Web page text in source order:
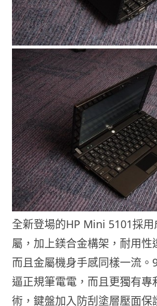
全新登場的HP Mini 5101採
屬，加上鎂合金構架，耐用
而且金屬機身手感同樣一流。
逼正規筆電電，而且更獨有專
術，鍵盤加入防刮塗層壓面保